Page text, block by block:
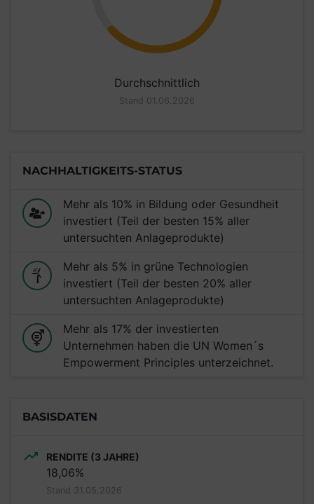
Durchschnittlich
Stand 01.06.2026
NACHHALTIGKEITS-STATUS
Mehr als 10% in Bildung oder Gesundheit
investiert (Teil der besten 15% aller
untersuchten Anlageprodukte)
Mehr als 5% in grüne Technologien
investiert (Teil der besten 20% aller
untersuchten Anlageprodukte)
Mehr als 17% der investierten
Unternehmen haben die UN Women´s
Empowerment Principles unterzeichnet.
BASISDATEN
RENDITE (3 JAHRE)
18,06%
Stand 31.05.2026